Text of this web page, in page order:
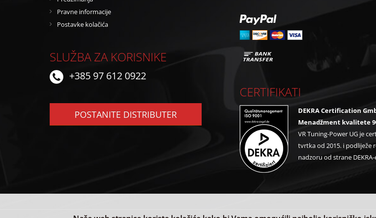
Pravne informacije
Postavke kolačića
SLUŽBA ZA KORISNIKE
+385 97 612 0922
POSTANITE DISTRIBUTER
CERTIFIKATI
DEKRA Certification
Menadžment kvalitete
VR Tuning-Power UG je
tvrtka od 2015. i podliježe
nadzoru od strane DEKRA-